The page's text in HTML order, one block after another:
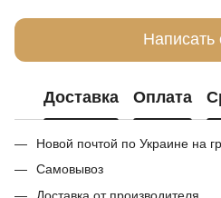
Написать
Доставка Оплата
Новой почтой по Украине на
Самовывоз
Доставка от производителя